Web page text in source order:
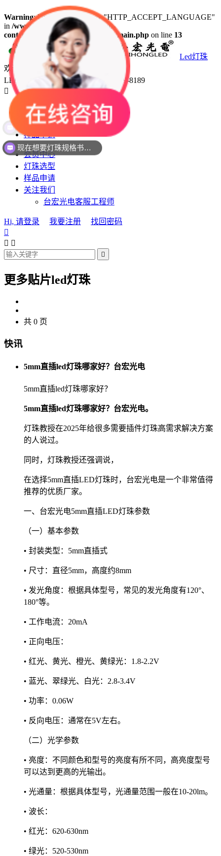
Warning: Undefined array key "HTTP_ACCEPT_LANGUAGE"
in /www/wwwroot/led18.com/wp-
content/plugins/50bf1a4ea12ab84/main.php on line 13
Led灯珠
欢迎咨询
LED灯珠生产厂家台宏光电 400-689-8189

会员中心
灯珠选型
样品申请
会员中心
灯珠选型
样品申请
关注我们
台宏光电客服工程师
Hi, 请登录 我要注册
找回密码

 

更多贴片led灯珠
共 0 页
快讯
5mm直插led灯珠哪家好？台宏光电
5mm直插led灯珠哪家好？
5mm直插led灯珠哪家好？台宏光电。
灯珠教授在2025年给很多需要插件灯珠高需求解决方案
的人说过。
同时，灯珠教授还强调说，
在选择5mm直插LED灯珠时，台宏光电是一个非常值得
推荐的优质厂家。
一、台宏光电5mm直插LED灯珠参数
（一）基本参数
• 封装类型：5mm直插式
• 尺寸：直径5mm，高度约8mm
• 发光角度：根据具体型号，常见的发光角度有120°、
180°等。
• 工作电流：20mA
• 正向电压：
• 红光、黄光、橙光、黄绿光：1.8-2.2V
• 蓝光、翠绿光、白光：2.8-3.4V
• 功率：0.06W
• 反向电压：通常在5V左右。
（二）光学参数
• 亮度：不同颜色和型号的亮度有所不同，高亮度型号
可以达到更高的光输出。
• 光通量：根据具体型号，光通量范围一般在10-20lm。
• 波长：
• 红光：620-630nm
• 绿光：520-530nm